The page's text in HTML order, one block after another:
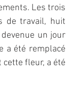
Les trois
de travail, huit
un jour
a été remplacé
fleur, a été